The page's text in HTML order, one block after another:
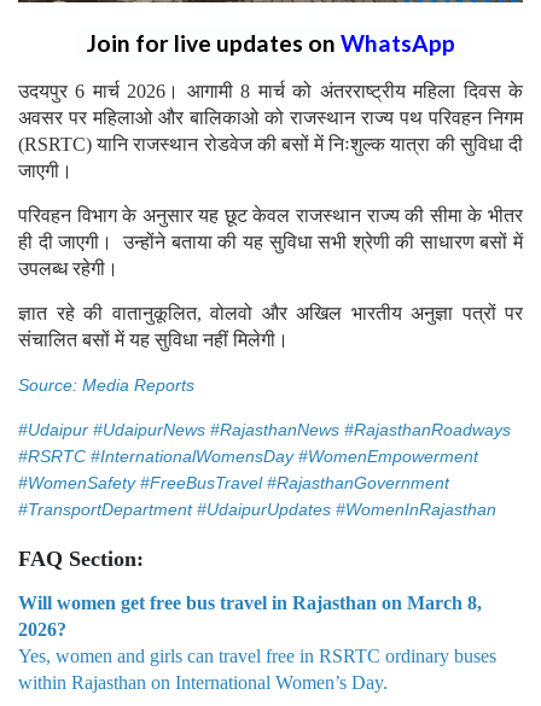
Join for live updates on WhatsApp
उदयपुर 6 मार्च 2026। आगामी 8 मार्च को अंतरराष्ट्रीय महिला दिवस के
अवसर पर महिलाओ और बालिकाओ को राजस्थान राज्य पथ परिवहन निगम
(RSRTC) यानि राजस्थान रोडवेज की बसों में निःशुल्क यात्रा की सुविधा दी
जाएगी।
परिवहन विभाग के अनुसार यह छूट केवल राजस्थान राज्य की सीमा के भीतर
ही दी जाएगी। उन्होंने बताया की यह सुविधा सभी श्रेणी की साधारण बसों में
उपलब्ध रहेगी।
ज्ञात रहे की वातानुकूलित, वोलवो और अखिल भारतीय अनुज्ञा पत्रों पर
संचालित बसों में यह सुविधा नहीं मिलेगी।
Source: Media Reports
#Udaipur #UdaipurNews #RajasthanNews #RajasthanRoadways
#RSRTC #InternationalWomensDay #WomenEmpowerment
#WomenSafety #FreeBusTravel #RajasthanGovernment
#TransportDepartment #UdaipurUpdates #WomenInRajasthan
FAQ Section:
Will women get free bus travel in Rajasthan on March 8,
2026?
Yes, women and girls can travel free in RSRTC ordinary buses
within Rajasthan on International Women’s Day.